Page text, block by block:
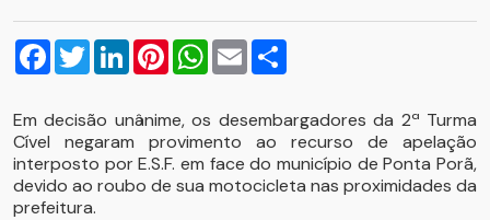
Facebook
TwitterLinkedInPinterestWhatsApp
Email
Em decisão unânime, os desembargadores da 2ª Turma
Cível negaram provimento ao recurso de apelação
interposto por E.S.F. em face do município de Ponta Porã,
devido ao roubo de sua motocicleta nas proximidades da
prefeitura.